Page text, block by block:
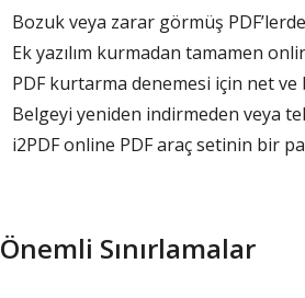
Bozuk veya zarar görmüş
Ek yazılım kurmadan tamamen
PDF kurtarma denemesi için net
Belgeyi yeniden indirmeden veya
i2PDF online PDF araç setinin bir
Önemli Sınırlamalar